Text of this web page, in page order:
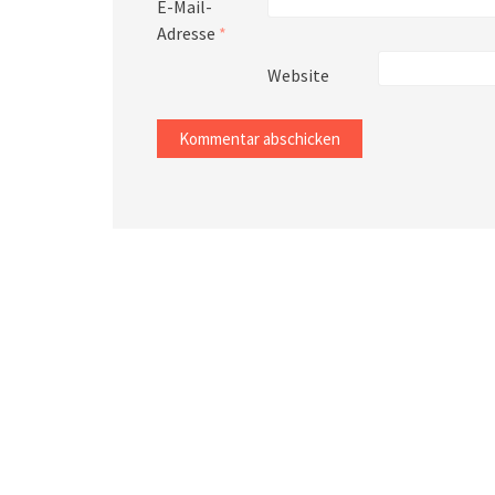
E-Mail-
Adresse *
Website